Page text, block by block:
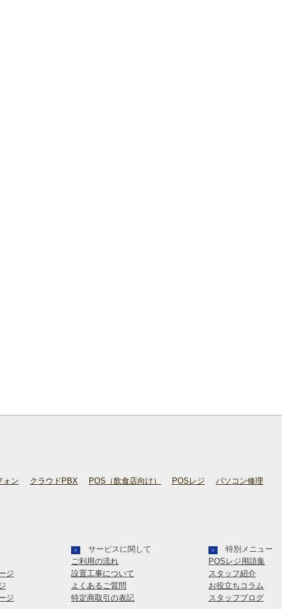
ォン クラウドPBX POS（飲食店向け） POSレジ
パソコン修理
ジ
ジ
>
サービスに関して
ご利用の流れ
設置工事について
よくあるご質問
特定商取引の表記
>
特別メニュー
POSレジ用語集
スタッフ紹介
お役立ちコラム
スタッフブログ